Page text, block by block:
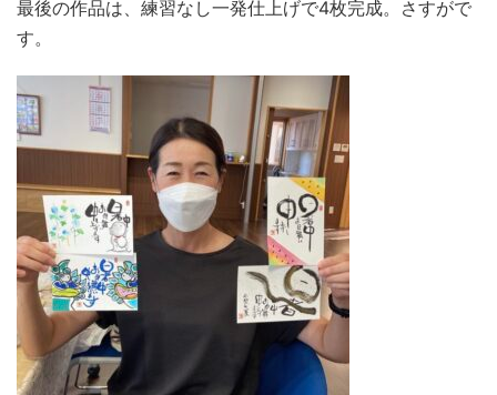
最後の作品は、練習なし一発仕上げで4枚完成。さすがで
す。